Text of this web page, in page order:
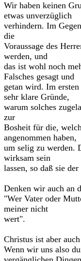
Wir haben keinen
etwas unverzüglich
verhindern. Im
die
Voraussage des
werden, und
das ist wohl noch
Falsches gesagt und
getan wird. Im
sehr klare Gründe,
warum solches
zur
Bosheit für die,
angenommen haben,
um selig zu werden.
wirksam sein
lassen, so daß sie
Denken wir auch an
"Wer Vater oder
meiner nicht
wert".
Christus ist aber
Wenn wir uns also